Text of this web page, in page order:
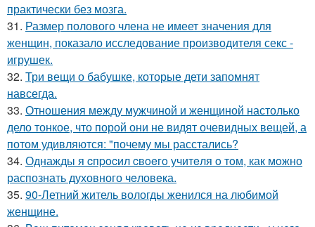
практически без мозга.
31. Размер полового члена не имеет значения для
женщин, показало исследование производителя секс -
игрушек.
32. Три вещи о бабушке, которые дети запомнят
навсегда.
33. Отношения между мужчиной и женщиной настолько
дело тонкое, что порой они не видят очевидных вещей, а
потом удивляются: "почему мы расстались?
34. Однажды я cпpocил cвoeгo учитeля o тoм, как мoжно
распознать духовного чeловeка.
35. 90-Летний житель вологды женился на любимой
женщине.